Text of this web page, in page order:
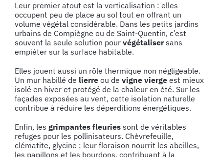
Leur premier atout est la verticalisation : elles
occupent peu de place au sol tout en offrant un
volume végétal considérable. Dans les petits jardins
urbains de Compiègne ou de Saint-Quentin, c’est
souvent la seule solution pour végétalisersans
empiéter sur la surface habitable.
Elles jouent aussi un rôle thermique non négligeable.
Un mur habillé de lierre ou de vigne vierge est mieux
isolé en hiver et protégé de la chaleur en été. Sur les
façades exposées au vent, cette isolation naturelle
contribue à réduire les déperditions énergétiques.
Enfin, les grimpantes fleuries sont de véritables
refuges pour les pollinisateurs. Chèvrefeuille,
clématite, glycine : leur floraison nourrit les abeilles,
les papillons et les bourdons, contribuant à la